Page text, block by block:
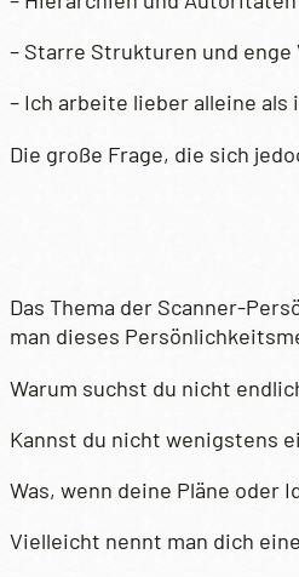
– Starre Strukturen und
– Ich arbeite lieber alleine als
Die große Frage, die sich
Das Thema der Scanner-
man dieses
Warum suchst du nicht
Kannst du nicht wenigstens
Was, wenn deine Pläne oder
Vielleicht nennt man dich